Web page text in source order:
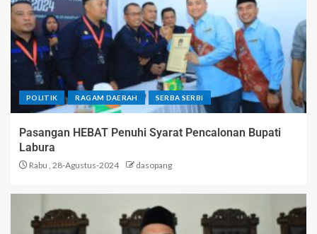
POLITIK RAGAM DAERAH SERBA SERBI
Pasangan HEBAT Penuhi Syarat Pencalonan Bupati
Labura
Rabu , 28-Agustus-2024 dasopang